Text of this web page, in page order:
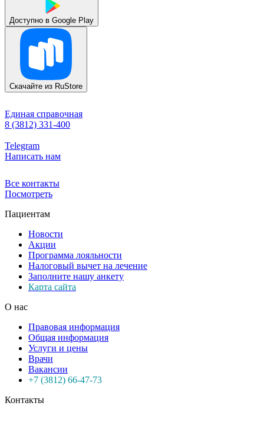
Доступно в Google Play
Скачайте из RuStore
Единая справочная
8 (3812) 331-400
Telegram
Написать нам
Все контакты
Посмотреть
Пациентам
Новости
Акции
Программа лояльности
Налоговый вычет на лечение
Заполните нашу анкету
Карта сайта
О нас
Правовая информация
Общая информация
Услуги и цены
Врачи
Вакансии
+7 (3812) 66-47-73
Контакты